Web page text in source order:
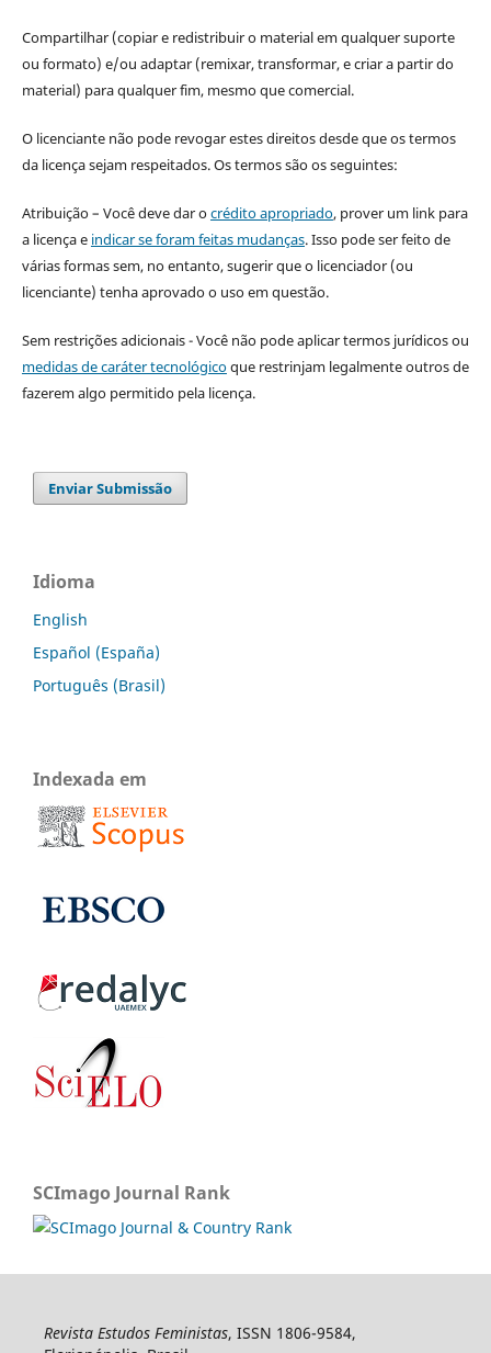
Compartilhar (copiar e redistribuir o material em qualquer suporte
ou formato) e/ou adaptar (remixar, transformar, e criar a partir do
material) para qualquer fim, mesmo que comercial.
O licenciante não pode revogar estes direitos desde que os termos
da licença sejam respeitados. Os termos são os seguintes:
Atribuição – Você deve dar ocrédito apropriado, prover um link para
a licença e indicar se foram feitas mudanças. Isso pode ser feito de
várias formas sem, no entanto, sugerir que o licenciador (ou
licenciante) tenha aprovado o uso em questão.
Sem restrições adicionais - Você não pode aplicar termos jurídicos ou
medidas de caráter tecnológicoque restrinjam legalmente outros de
fazerem algo permitido pela licença.
Enviar Submissão
Idioma
English
Español (España)
Português (Brasil)
Indexada em
SCImago Journal Rank
Revista Estudos Feministas, ISSN 1806-9584,